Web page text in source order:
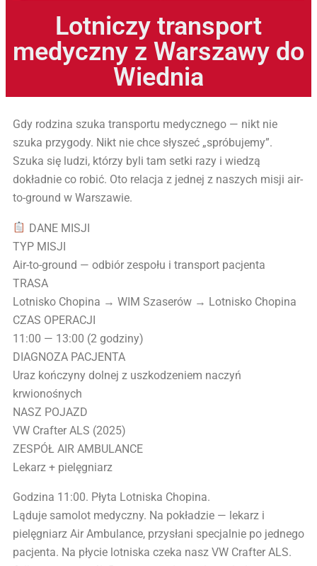
Lotniczy transport
medyczny z Warszawy do
Wiednia
Gdy rodzina szuka transportu medycznego — nikt nie
szuka przygody. Nikt nie chce słyszeć „spróbujemy”.
Szuka się ludzi, którzy byli tam setki razy i wiedzą
dokładnie co robić. Oto relacja z jednej z naszych misji air-
to-ground w Warszawie.
DANE MISJI
TYP MISJI
Air-to-ground — odbiór zespołu i transport pacjenta
TRASA
Lotnisko Chopina → WIM Szaserów → Lotnisko Chopina
CZAS OPERACJI
11:00 — 13:00 (2 godziny)
DIAGNOZA PACJENTA
Uraz kończyny dolnej z uszkodzeniem naczyń
krwionośnych
NASZ POJAZD
VW Crafter ALS (2025)
ZESPÓŁ AIR AMBULANCE
Lekarz + pielęgniarz
Godzina 11:00. Płyta Lotniska Chopina.
Ląduje samolot medyczny. Na pokładzie — lekarz i
pielęgniarz Air Ambulance, przysłani specjalnie po jednego
pacjenta. Na płycie lotniska czeka nasz VW Crafter ALS.